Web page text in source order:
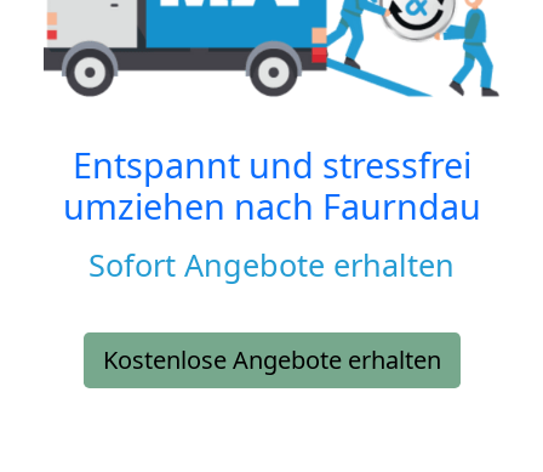
Entspannt und stressfrei
umziehen nach Faurndau
Sofort Angebote erhalten
Kostenlose Angebote erhalten